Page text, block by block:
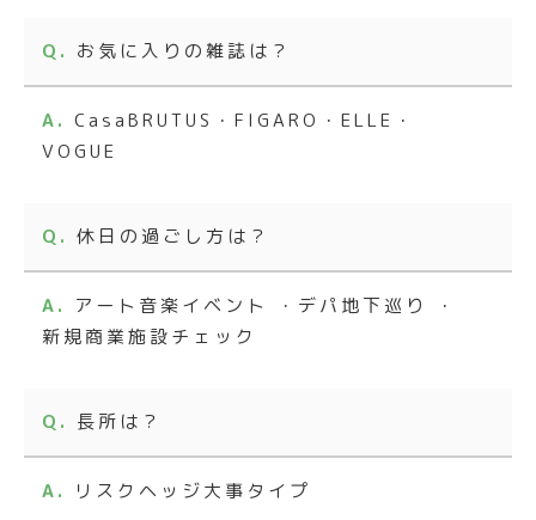
お気に入りの雑誌は？
CasaBRUTUS・FIGARO・ELLE・
VOGUE
休日の過ごし方は？
アート音楽イベント ・デパ地下巡り ・
新規商業施設チェック
長所は？
リスクヘッジ大事タイプ